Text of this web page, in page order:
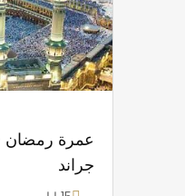
جراند